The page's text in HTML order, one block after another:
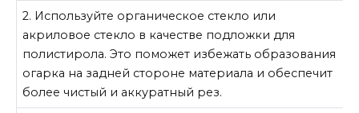
2. Используйте органическое стекло или
акриловое стекло в качестве подложки для
полистирола. Это поможет избежать образования
огарка на задней стороне материала и обеспечит
более чистый и аккуратный рез.